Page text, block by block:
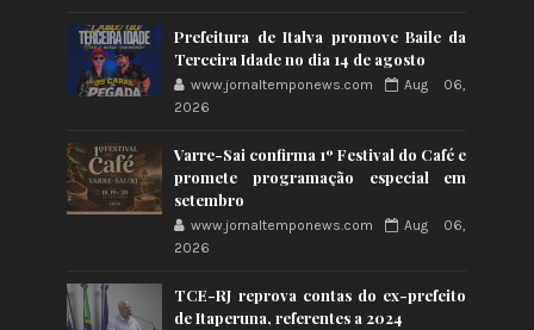
Prefeitura de Italva promove Baile da
Terceira Idade no dia 14 de agosto
www.jornaltemponews.com
Aug 06,
2026
Varre-Sai confirma 1º Festival do Café e
promete programação especial em
setembro
www.jornaltemponews.com
Aug 06,
2026
TCE-RJ reprova contas do ex-prefeito
de Itaperuna, referentes a 2024